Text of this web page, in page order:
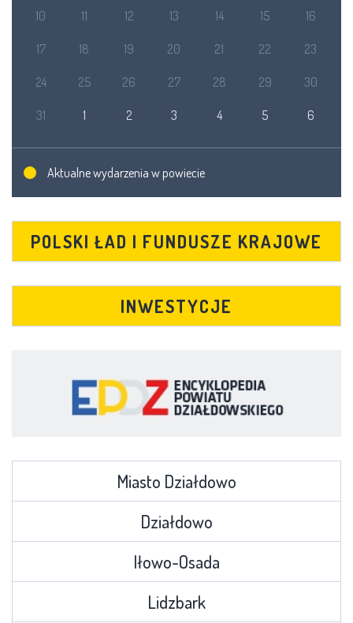
10 11 12 13 14 15 16
17 18 19 20 21 22 23
24 25 26 27 28 29 30
31 1 2 3 4 5 6
Aktualne wydarzenia w powiecie
POLSKI ŁAD I FUNDUSZE KRAJOWE
INWESTYCJE
Miasto Działdowo
Działdowo
Iłowo-Osada
Lidzbark